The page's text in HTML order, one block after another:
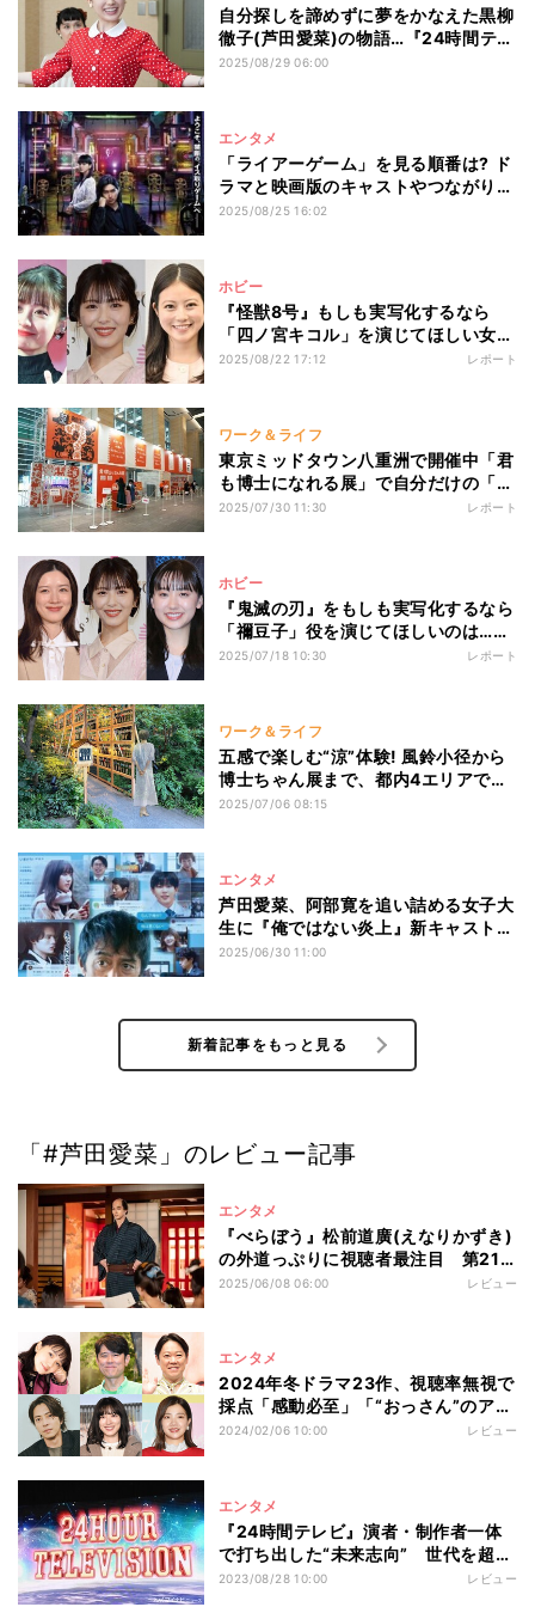
自分探しを諦めずに夢をかなえた黒柳
徹子(芦田愛菜)の物語…『24時間テレ
ビ』ドラマスペシャル
2025/08/29 06:00
エンタメ
「ライアーゲーム」を見る順番は? ド
ラマと映画版のキャストやつながりを
紹介
2025/08/25 16:02
ホビー
『怪獣8号』もしも実写化するなら
「四ノ宮キコル」を演じてほしい女優
は? - 2位浜辺美波、1位に選ばれたの
2025/08/22 17:12 レポート
ワーク＆ライフ
東京ミッドタウン八重洲で開催中「君
も博士になれる展」で自分だけの「博
士ちゃんノート」を作ろう
2025/07/30 11:30 レポート
ホビー
『鬼滅の刃』をもしも実写化するなら
「禰豆子」役を演じてほしいのは…2
位浜辺美波、圧倒的1位となったの
2025/07/18 10:30 レポート
ワーク＆ライフ
五感で楽しむ“涼”体験! 風鈴小径から
博士ちゃん展まで、都内4エリアで納
涼イベント開催
2025/07/06 08:15
エンタメ
芦田愛菜、阿部寛を追い詰める女子大
生に『俺ではない炎上』新キャスト発
表
2025/06/30 11:00
新着記事をもっと見る
「#芦田愛菜」のレビュー記事
エンタメ
『べらぼう』松前道廣(えなりかずき)
の外道っぷりに視聴者最注目 第21
話画面注視データを分析
2025/06/08 06:00 レビュー
エンタメ
2024年冬ドラマ23作、視聴率無視で
採点「感動必至」「“おっさん”のアプ
デ」「高濃度の笑い」
2024/02/06 10:00 レビュー
エンタメ
『24時間テレビ』演者・制作者一体
で打ち出した“未来志向” 世代を超え
た“つながり”も体現
2023/08/28 10:00 レビュー